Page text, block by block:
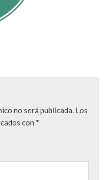
no será publicada. Los
con *